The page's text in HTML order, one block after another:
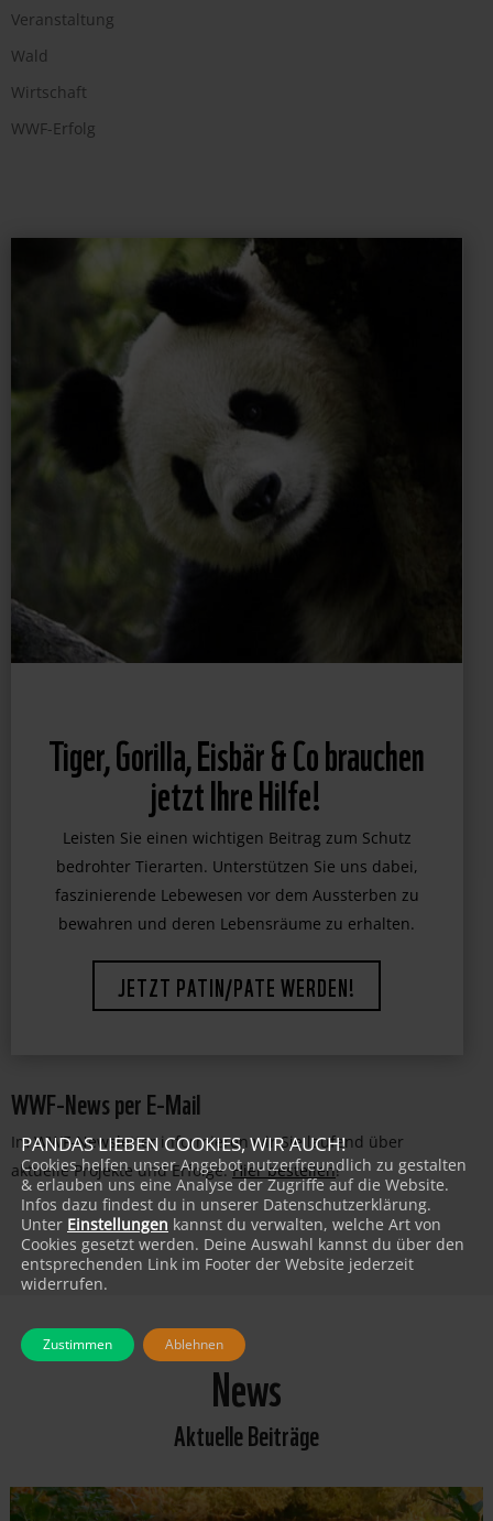
Veranstaltung
Wald
Wirtschaft
WWF-Erfolg
Tiger, Gorilla, Eisbär & Co brauchen
jetzt Ihre Hilfe!
Leisten Sie einen wichtigen Beitrag zum Schutz
bedrohter Tierarten. Unterstützen Sie uns dabei,
faszinierende Lebewesen vor dem Aussterben zu
JETZT PATIN/PATE WERDEN!
WWF-News per E-Mail
Im WWF-Newsletter informieren wir Sie laufend über
aktuelle Projekte und Erfolge:Hier bestellen!
News
Aktuelle Beiträge
PANDAS LIEBEN COOKIES, WIR AUCH!
Cookies helfen unser Angebot nutzerfreundlich zu gestalten
& erlauben uns eine Analyse der Zugriffe auf die Website.
Infos dazu findest du in unserer Datenschutzerklärung.
Unter Einstellungen kannst du verwalten, welche Art von
Cookies gesetzt werden. Deine Auswahl kannst du über den
entsprechenden Link im Footer der Website jederzeit
widerrufen.
Zustimmen Ablehnen